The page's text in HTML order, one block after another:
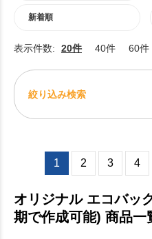
新着順
表示件数: 20件 40件 60件
絞り込み検索
1 2 3 4
オリジナル エコバッ
期で作成可能) 商品一